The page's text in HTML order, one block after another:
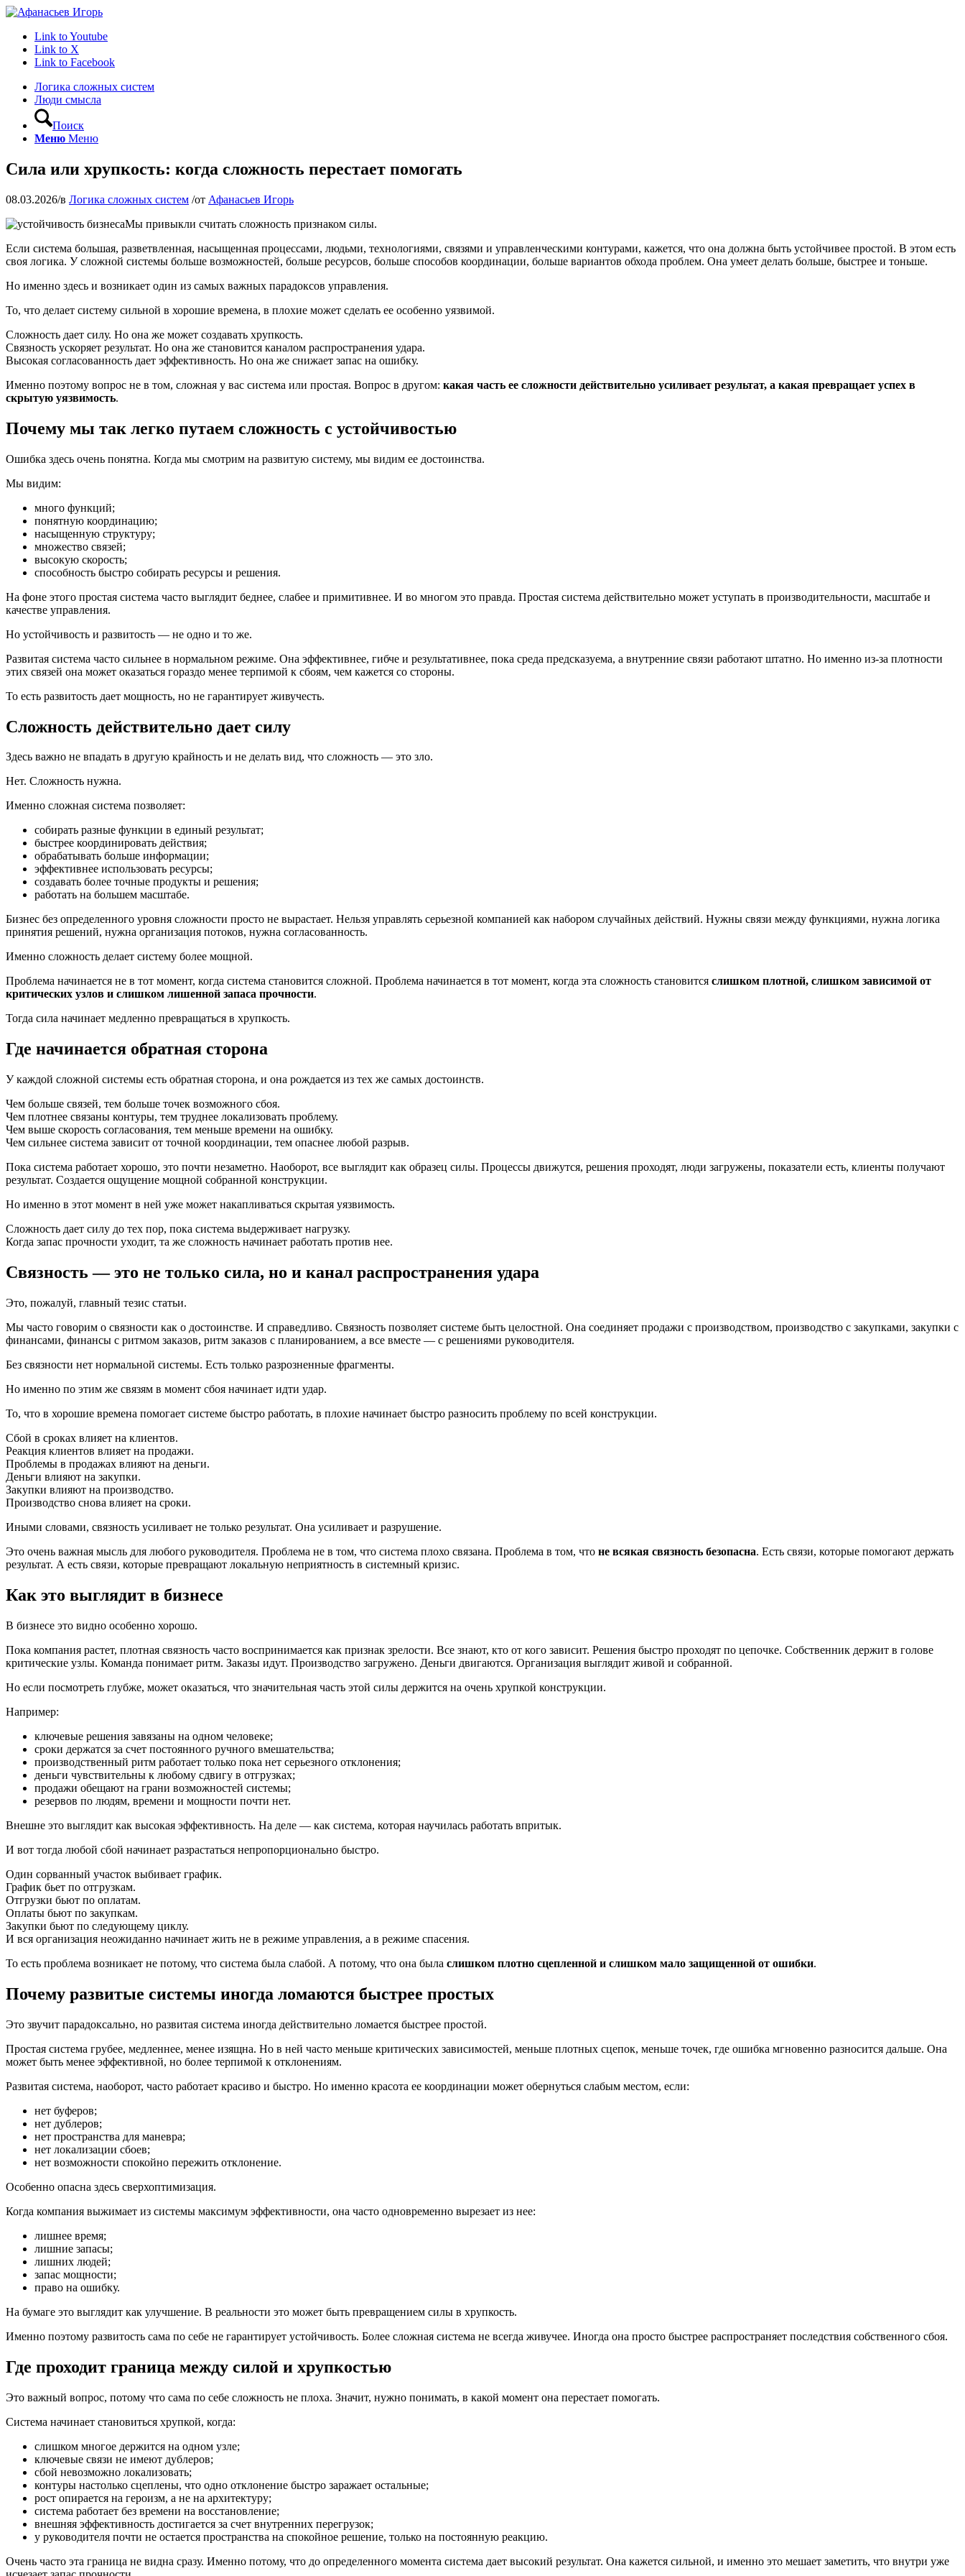
Link to Youtube
Link to X
Link to Facebook
Логика сложных систем
Люди смысла
Поиск
Меню Меню
Сила или хрупкость: когда сложность перестает помогать
08.03.2026/в Логика сложных систем /от Афанасьев Игорь
Мы привыкли считать сложность признаком силы.
Если система большая, разветвленная, насыщенная процессами, людьми, технологиями, связями и управленческими контурами, кажется, что она должна быть устойчивее простой. В этом есть
своя логика. У сложной системы больше возможностей, больше ресурсов, больше способов координации, больше вариантов обхода проблем. Она умеет делать больше, быстрее и тоньше.
Но именно здесь и возникает один из самых важных парадоксов управления.
То, что делает систему сильной в хорошие времена, в плохие может сделать ее особенно уязвимой.
Сложность дает силу. Но она же может создавать хрупкость.
Связность ускоряет результат. Но она же становится каналом распространения удара.
Высокая согласованность дает эффективность. Но она же снижает запас на ошибку.
Именно поэтому вопрос не в том, сложная у вас система или простая. Вопрос в другом: какая часть ее сложности действительно усиливает результат, а какая превращает успех в
скрытую уязвимость.
Почему мы так легко путаем сложность с устойчивостью
Ошибка здесь очень понятна. Когда мы смотрим на развитую систему, мы видим ее достоинства.
Мы видим:
много функций;
понятную координацию;
насыщенную структуру;
множество связей;
высокую скорость;
способность быстро собирать ресурсы и решения.
На фоне этого простая система часто выглядит беднее, слабее и примитивнее. И во многом это правда. Простая система действительно может уступать в производительности, масштабе и
качестве управления.
Но устойчивость и развитость — не одно и то же.
Развитая система часто сильнее в нормальном режиме. Она эффективнее, гибче и результативнее, пока среда предсказуема, а внутренние связи работают штатно. Но именно из-за плотности
этих связей она может оказаться гораздо менее терпимой к сбоям, чем кажется со стороны.
То есть развитость дает мощность, но не гарантирует живучесть.
Сложность действительно дает силу
Здесь важно не впадать в другую крайность и не делать вид, что сложность — это зло.
Нет. Сложность нужна.
Именно сложная система позволяет:
собирать разные функции в единый результат;
быстрее координировать действия;
обрабатывать больше информации;
эффективнее использовать ресурсы;
создавать более точные продукты и решения;
работать на большем масштабе.
Бизнес без определенного уровня сложности просто не вырастает. Нельзя управлять серьезной компанией как набором случайных действий. Нужны связи между функциями, нужна логика
принятия решений, нужна организация потоков, нужна согласованность.
Именно сложность делает систему более мощной.
Проблема начинается не в тот момент, когда система становится сложной. Проблема начинается в тот момент, когда эта сложность становится слишком плотной, слишком зависимой от
критических узлов и слишком лишенной запаса прочности.
Тогда сила начинает медленно превращаться в хрупкость.
Где начинается обратная сторона
У каждой сложной системы есть обратная сторона, и она рождается из тех же самых достоинств.
Чем больше связей, тем больше точек возможного сбоя.
Чем плотнее связаны контуры, тем труднее локализовать проблему.
Чем выше скорость согласования, тем меньше времени на ошибку.
Чем сильнее система зависит от точной координации, тем опаснее любой разрыв.
Пока система работает хорошо, это почти незаметно. Наоборот, все выглядит как образец силы. Процессы движутся, решения проходят, люди загружены, показатели есть, клиенты получают
результат. Создается ощущение мощной собранной конструкции.
Но именно в этот момент в ней уже может накапливаться скрытая уязвимость.
Сложность дает силу до тех пор, пока система выдерживает нагрузку.
Когда запас прочности уходит, та же сложность начинает работать против нее.
Связность — это не только сила, но и канал распространения удара
Это, пожалуй, главный тезис статьи.
Мы часто говорим о связности как о достоинстве. И справедливо. Связность позволяет системе быть целостной. Она соединяет продажи с производством, производство с закупками, закупки с
финансами, финансы с ритмом заказов, ритм заказов с планированием, а все вместе — с решениями руководителя.
Без связности нет нормальной системы. Есть только разрозненные фрагменты.
Но именно по этим же связям в момент сбоя начинает идти удар.
То, что в хорошие времена помогает системе быстро работать, в плохие начинает быстро разносить проблему по всей конструкции.
Сбой в сроках влияет на клиентов.
Реакция клиентов влияет на продажи.
Проблемы в продажах влияют на деньги.
Деньги влияют на закупки.
Закупки влияют на производство.
Производство снова влияет на сроки.
Иными словами, связность усиливает не только результат. Она усиливает и разрушение.
Это очень важная мысль для любого руководителя. Проблема не в том, что система плохо связана. Проблема в том, что не всякая связность безопасна. Есть связи, которые помогают держать
результат. А есть связи, которые превращают локальную неприятность в системный кризис.
Как это выглядит в бизнесе
В бизнесе это видно особенно хорошо.
Пока компания растет, плотная связность часто воспринимается как признак зрелости. Все знают, кто от кого зависит. Решения быстро проходят по цепочке. Собственник держит в голове
критические узлы. Команда понимает ритм. Заказы идут. Производство загружено. Деньги двигаются. Организация выглядит живой и собранной.
Но если посмотреть глубже, может оказаться, что значительная часть этой силы держится на очень хрупкой конструкции.
Например:
ключевые решения завязаны на одном человеке;
сроки держатся за счет постоянного ручного вмешательства;
производственный ритм работает только пока нет серьезного отклонения;
деньги чувствительны к любому сдвигу в отгрузках;
продажи обещают на грани возможностей системы;
резервов по людям, времени и мощности почти нет.
Внешне это выглядит как высокая эффективность. На деле — как система, которая научилась работать впритык.
И вот тогда любой сбой начинает разрастаться непропорционально быстро.
Один сорванный участок выбивает график.
График бьет по отгрузкам.
Отгрузки бьют по оплатам.
Оплаты бьют по закупкам.
Закупки бьют по следующему циклу.
И вся организация неожиданно начинает жить не в режиме управления, а в режиме спасения.
То есть проблема возникает не потому, что система была слабой. А потому, что она была слишком плотно сцепленной и слишком мало защищенной от ошибки.
Почему развитые системы иногда ломаются быстрее простых
Это звучит парадоксально, но развитая система иногда действительно ломается быстрее простой.
Простая система грубее, медленнее, менее изящна. Но в ней часто меньше критических зависимостей, меньше плотных сцепок, меньше точек, где ошибка мгновенно разносится дальше. Она
может быть менее эффективной, но более терпимой к отклонениям.
Развитая система, наоборот, часто работает красиво и быстро. Но именно красота ее координации может обернуться слабым местом, если:
нет буферов;
нет дублеров;
нет пространства для маневра;
нет локализации сбоев;
нет возможности спокойно пережить отклонение.
Особенно опасна здесь сверхоптимизация.
Когда компания выжимает из системы максимум эффективности, она часто одновременно вырезает из нее:
лишнее время;
лишние запасы;
лишних людей;
запас мощности;
право на ошибку.
На бумаге это выглядит как улучшение. В реальности это может быть превращением силы в хрупкость.
Именно поэтому развитость сама по себе не гарантирует устойчивость. Более сложная система не всегда живучее. Иногда она просто быстрее распространяет последствия собственного сбоя.
Где проходит граница между силой и хрупкостью
Это важный вопрос, потому что сама по себе сложность не плоха. Значит, нужно понимать, в какой момент она перестает помогать.
Система начинает становиться хрупкой, когда:
слишком многое держится на одном узле;
ключевые связи не имеют дублеров;
сбой невозможно локализовать;
контуры настолько сцеплены, что одно отклонение быстро заражает остальные;
рост опирается на героизм, а не на архитектуру;
система работает без времени на восстановление;
внешняя эффективность достигается за счет внутренних перегрузок;
у руководителя почти не остается пространства на спокойное решение, только на постоянную реакцию.
Очень часто эта граница не видна сразу. Именно потому, что до определенного момента система дает высокий результат. Она кажется сильной, и именно это мешает заметить, что внутри уже